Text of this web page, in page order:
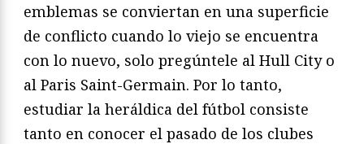
emblemas se conviertan en una superficie
de conflicto cuando lo viejo se encuentra
con lo nuevo, solo pregúntele al Hull City o
al Paris Saint-Germain. Por lo tanto,
estudiar la heráldica del fútbol consiste
tanto en conocer el pasado de los clubes